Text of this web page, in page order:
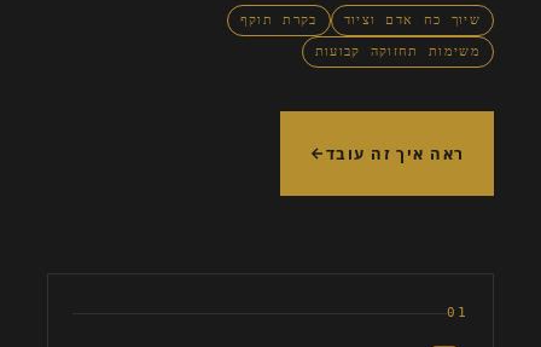
שיוך כח אדם וציוד
בקרת תוקף
משימות תחזוקה קבועות
ראה איך זה עובד
01